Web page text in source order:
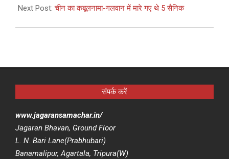
19
Next Post:चीन का कबूलनामा-गलवान में मारे गए थे 5 सैनिक
संपर्क करें
www.jagaransamachar.in/
Jagaran Bhavan, Ground Floor
L. N. Bari Lane(Prabhubari)
Banamalipur, Agartala, Tripura(W)